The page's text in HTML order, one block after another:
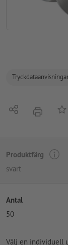
Tryckdataanvisningar
Dela erbjudande
På
Produktfärg
svart
Antal
50
Välj en individuell